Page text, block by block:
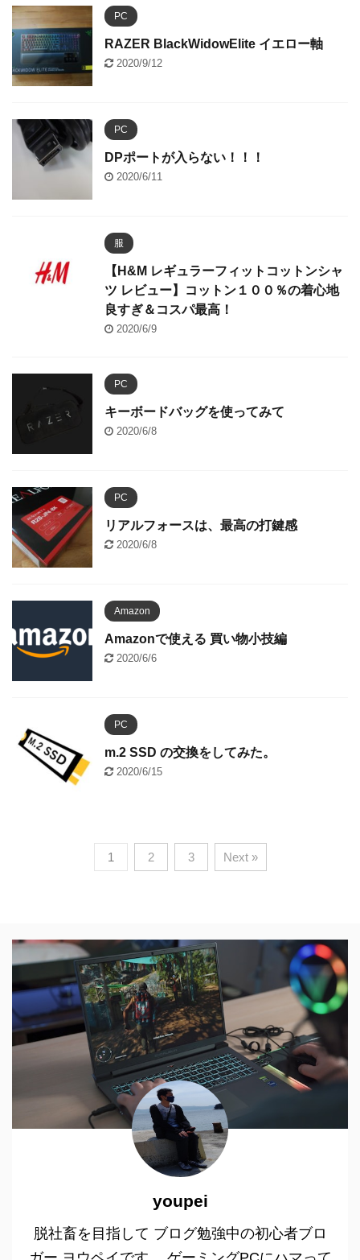
PC
RAZER BlackWidowElite イエロー軸
2020/9/12
PC
DPポートが入らない！！！
2020/6/11
服
【H&M レギュラーフィットコットンシャ
ツ レビュー】コットン１００％の着心地
良すぎ＆コスパ最高！
2020/6/9
PC
キーボードバッグを使ってみて
2020/6/8
PC
リアルフォースは、最高の打鍵感
2020/6/8
Amazon
Amazonで使える 買い物小技編
2020/6/6
PC
m.2 SSD の交換をしてみた。
2020/6/15
1 2 3 Next »
youpei
脱社畜を目指して ブログ勉強中の初心者ブロ